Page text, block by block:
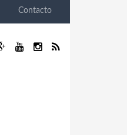
Contacto